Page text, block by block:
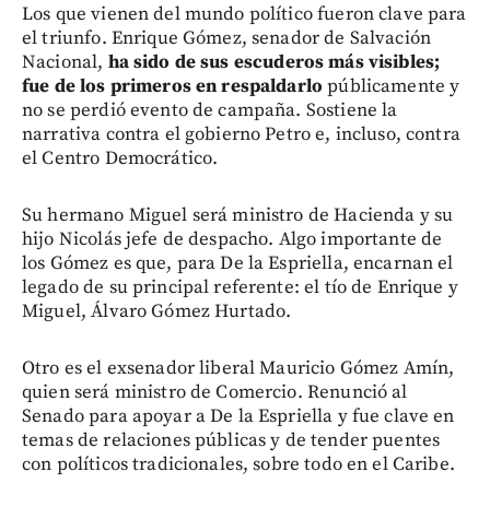
Los que vienen del mundo político fueron clave para
el triunfo. Enrique Gómez, senador de Salvación
Nacional, ha sido de sus escuderos más visibles;
fue de los primeros en respaldarlo públicamente y
no se perdió evento de campaña. Sostiene la
narrativa contra el gobierno Petro e, incluso, contra
el Centro Democrático.
Su hermano Miguel será ministro de Hacienda y su
hijo Nicolás jefe de despacho. Algo importante de
los Gómez es que, para De la Espriella, encarnan el
legado de su principal referente: el tío de Enrique y
Miguel, Álvaro Gómez Hurtado.
Otro es el exsenador liberal Mauricio Gómez Amín,
quien será ministro de Comercio. Renunció al
Senado para apoyar a De la Espriella y fue clave en
temas de relaciones públicas y de tender puentes
con políticos tradicionales, sobre todo en el Caribe.